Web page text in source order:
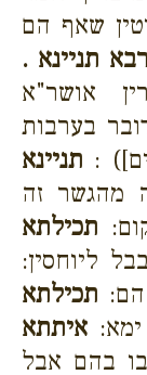
שאף הם
תניינא .
אושר"א
בערבות
: תניינא
מהגשר זה
תכילתא
ליוחסין:
תכילתא
איתתא
בהם אבל